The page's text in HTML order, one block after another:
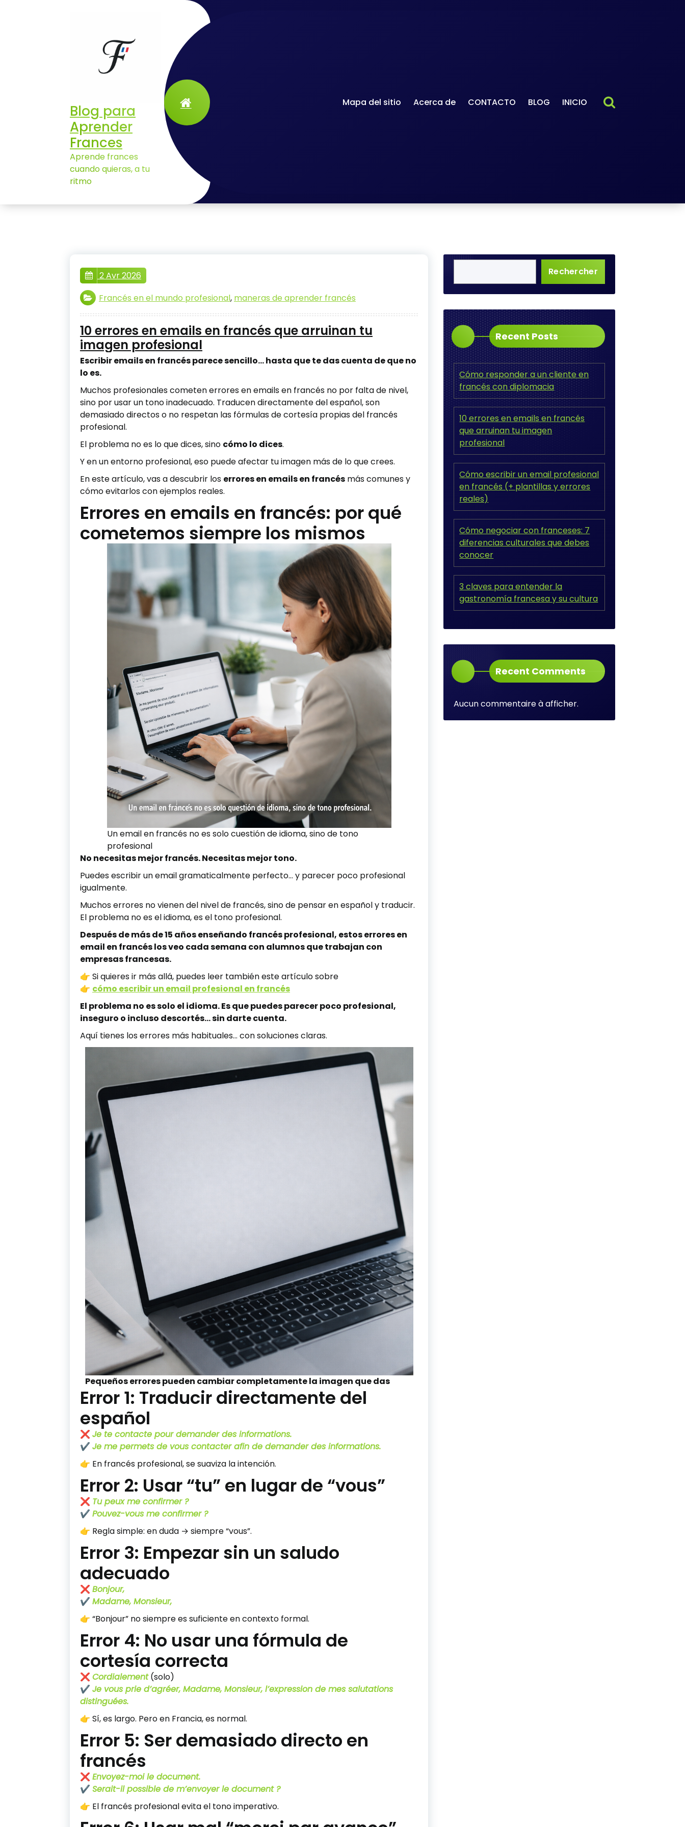
Blog para
Aprender
Frances
Aprende frances
cuando quieras, a tu
ritmo
Mapa del sitio Acerca de CONTACTO BLOG INICIO
2 Avr 2026
Francés en el mundo profesional, maneras de aprender francés
10 errores en emails en francés que arruinan tu
imagen profesional
Escribir emails en francés parece sencillo… hasta que te das cuenta de que no
lo es.
Muchos profesionales cometen errores en emails en francés no por falta de nivel,
sino por usar un tono inadecuado. Traducen directamente del español, son
demasiado directos o no respetan las fórmulas de cortesía propias del francés
profesional.
El problema no es lo que dices, sino cómo lo dices.
Y en un entorno profesional, eso puede afectar tu imagen más de lo que crees.
En este artículo, vas a descubrir los errores en emails en francés más comunes y
cómo evitarlos con ejemplos reales.
Errores en emails en francés: por qué
cometemos siempre los mismos
Un email en francés no es solo cuestión de idioma, sino de tono
profesional
No necesitas mejor francés. Necesitas mejor tono.
Puedes escribir un email gramaticalmente perfecto… y parecer poco profesional
igualmente.
Muchos errores no vienen del nivel de francés, sino de pensar en español y traducir.
El problema no es el idioma, es el tono profesional.
Después de más de 15 años enseñando francés profesional, estos errores en
email en francés los veo cada semana con alumnos que trabajan con
empresas francesas.
👉 Si quieres ir más allá, puedes leer también este artículo sobre
👉 cómo escribir un email profesional en francés
El problema no es solo el idioma. Es que puedes parecer poco profesional,
inseguro o incluso descortés… sin darte cuenta.
Aquí tienes los errores más habituales… con soluciones claras.
Pequeños errores pueden cambiar completamente la imagen que das
Error 1: Traducir directamente del
español
❌ Je te contacte pour demander des informations.
✔️ Je me permets de vous contacter afin de demander des informations.
👉 En francés profesional, se suaviza la intención.
Error 2: Usar “tu” en lugar de “vous”
❌ Tu peux me confirmer ?
✔️ Pouvez-vous me confirmer ?
👉 Regla simple: en duda → siempre “vous”.
Error 3: Empezar sin un saludo
adecuado
❌ Bonjour,
✔️ Madame, Monsieur,
👉 “Bonjour” no siempre es suficiente en contexto formal.
Error 4: No usar una fórmula de
cortesía correcta
❌ Cordialement(solo)
✔️ Je vous prie d’agréer, Madame, Monsieur, l’expression de mes salutations
distinguées.
👉 Sí, es largo. Pero en Francia, es normal.
Error 5: Ser demasiado directo en
francés
❌ Envoyez-moi le document.
✔️ Serait-il possible de m’envoyer le document ?
👉 El francés profesional evita el tono imperativo.
Rechercher
Recent Posts
Cómo responder a un cliente en
francés con diplomacia
10 errores en emails en francés
que arruinan tu imagen
profesional
Cómo escribir un email profesional
en francés (+ plantillas y errores
reales)
Cómo negociar con franceses: 7
diferencias culturales que debes
conocer
3 claves para entender la
gastronomía francesa y su cultura
Recent Comments
Aucun commentaire à afficher.